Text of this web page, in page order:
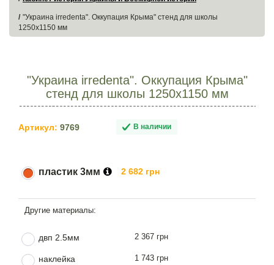
"Украина irredenta". Оккупация Крыма" стенд для школы
1250х1150 мм
"Украина irredenta". Оккупация Крыма"
стенд для школы 1250х1150 мм
Артикул: 9769 В наличии
пластик 3мм 2 682 грн
двп 2.5мм 2 367 грн
наклейка 1 743 грн